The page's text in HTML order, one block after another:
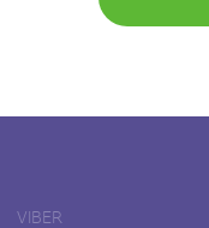
VIBER